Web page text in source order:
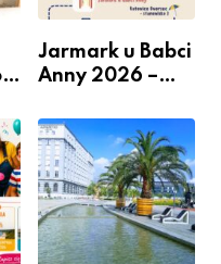
Jarmark u Babci
Anny 2026 –